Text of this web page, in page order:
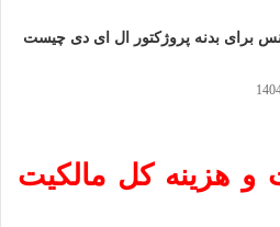
برای بدنه پروژکتور ال ای دی چیست
و هزینه کل مالکیت